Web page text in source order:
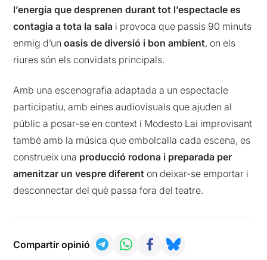
l’energia que desprenen durant tot l’espectacle es
contagia a tota la sala i provoca que passis 90 minuts
enmig d’unoasis de diversió i bon ambient, on els
riures són els convidats principals.
Amb una escenografia adaptada a un espectacle
participatiu, amb eines audiovisuals que ajuden al
públic a posar-se en context i Modesto Lai improvisant
també amb la música que embolcalla cada escena, es
construeix una producció rodona i preparada per
amenitzar un vespre diferent on deixar-se emportar i
desconnectar del què passa fora del teatre.
Compartir opinió